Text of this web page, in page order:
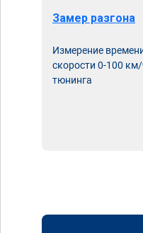
Замер разгона
Измерение
скорости 0-100
тюнинга